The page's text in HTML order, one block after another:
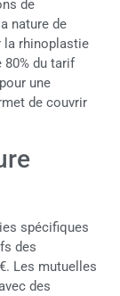
de
nature de
la rhinoplastie
du tarif
une
de couvrir
spécifiques
des
Les mutuelles
des